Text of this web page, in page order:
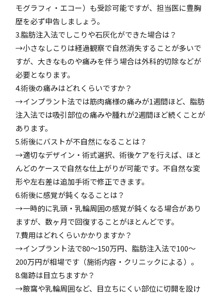
モグラフィ・エコー）も受診可能ですが、担当医に豊胸
歴を必ず申告しましょう。
3.脂肪注入法でしこりや石灰化ができた場合は？
→小さなしこりは経過観察で自然消失することが多いで
すが、大きなものや痛みを伴う場合は外科的切除などが
必要となります。
4.術後の痛みはどれくらいですか？
→インプラント法では筋肉痛様の痛みが1週間ほど、脂肪
注入法では吸引部位の痛みや腫れが2週間ほど続くことが
あります。
5.術後にバストが不自然になることは？
→適切なデザイン・術式選択、術後ケアを行えば、ほと
んどのケースで自然な仕上がりが可能です。不自然な変
形や左右差は追加手術で修正できます。
6.術後に感覚が鈍くなることは？
→一時的に乳頭・乳輪周囲の感覚が鈍くなる場合があり
ますが、数ヶ月で回復することがほとんどです。
7.費用はどれくらいかかりますか？
→インプラント法で80～150万円、脂肪注入法で100～
200万円が相場です（施術内容・クリニックによる）。
8.傷跡は目立ちますか？
→腋窩や乳輪周囲など、目立ちにくい部位に切開を設け